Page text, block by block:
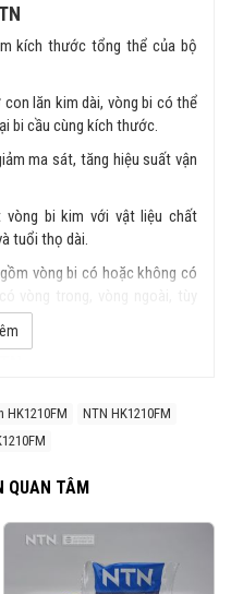
kích thước tổng thể của bộ
con lăn kim dài, vòng bi có thể
bi cầu cùng kích thước.
ma sát, tăng hiệu suất vận
vòng bi kim với vật liệu chất
tuổi thọ dài.
vòng bi có hoặc không có
xác
ở đâu?
bị làm giả rất nhiều, để lựa
HK1210FM
NTN HK1210FM
QUAN TÂM